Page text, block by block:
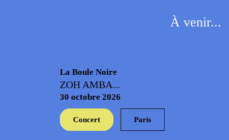
À venir...
La Boule Noire
ZOH AMBA...
30 octobre 2026
Concert Paris